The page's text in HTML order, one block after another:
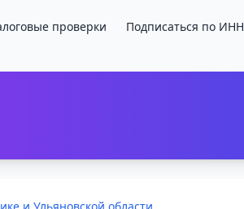
проверки Подписаться по ИНН